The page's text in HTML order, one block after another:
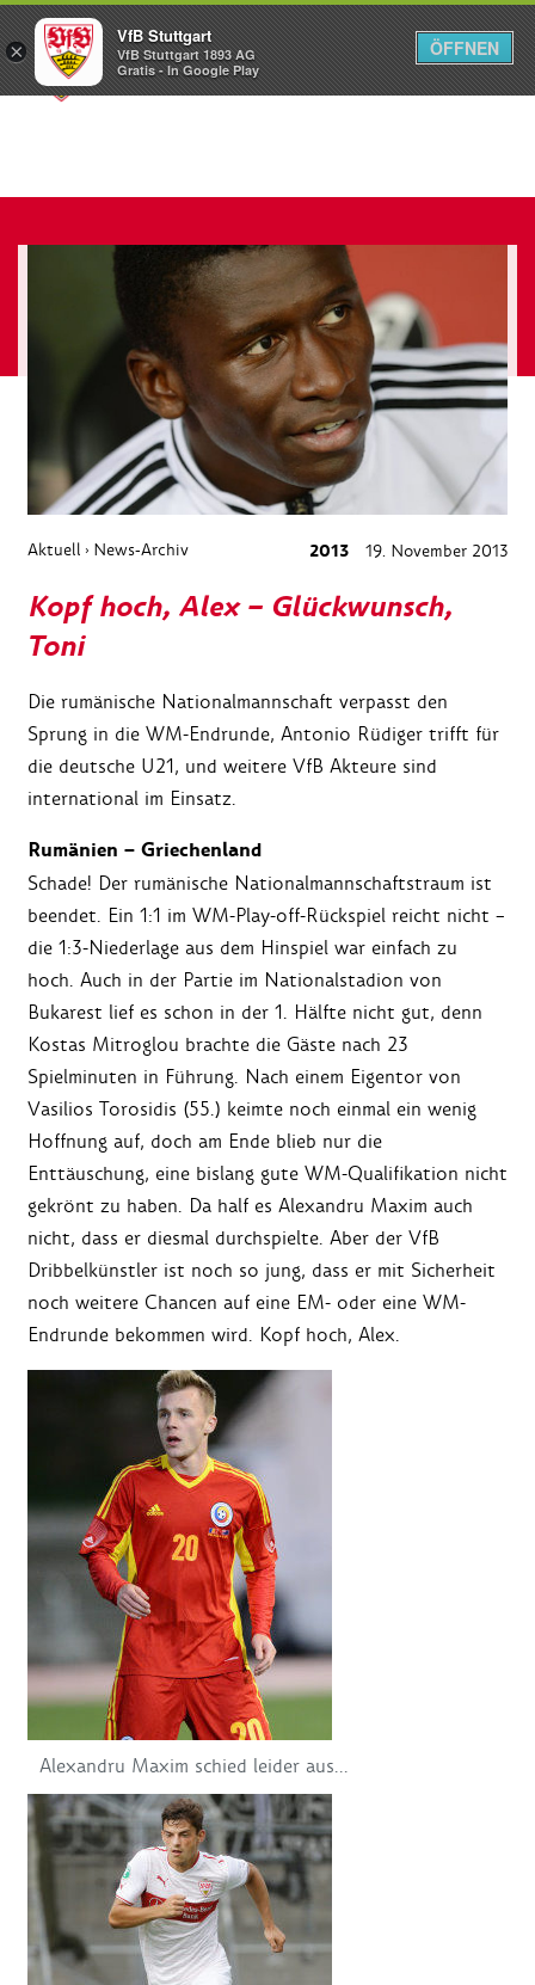
Menü
Aktuell › News-Archiv 2013 19. November 2013
Kopf hoch, Alex – Glückwunsch,
Toni
Die rumänische Nationalmannschaft verpasst den
Sprung in die WM-Endrunde, Antonio Rüdiger trifft für
die deutsche U21, und weitere VfB Akteure sind
international im Einsatz.
Rumänien – Griechenland
Schade! Der rumänische Nationalmannschaftstraum ist
beendet. Ein 1:1 im WM-Play-off-Rückspiel reicht nicht –
die 1:3-Niederlage aus dem Hinspiel war einfach zu
hoch. Auch in der Partie im Nationalstadion von
Bukarest lief es schon in der 1. Hälfte nicht gut, denn
Kostas Mitroglou brachte die Gäste nach 23
Spielminuten in Führung. Nach einem Eigentor von
Vasilios Torosidis (55.) keimte noch einmal ein wenig
Hoffnung auf, doch am Ende blieb nur die
Enttäuschung, eine bislang gute WM-Qualifikation nicht
gekrönt zu haben. Da half es Alexandru Maxim auch
nicht, dass er diesmal durchspielte. Aber der VfB
Dribbelkünstler ist noch so jung, dass er mit Sicherheit
noch weitere Chancen auf eine EM- oder eine WM-
Endrunde bekommen wird. Kopf hoch, Alex.
Alexandru Maxim schied leider aus...
×
VfB Stuttgart
VfB Stuttgart 1893 AG
Gratis - In Google Play
ÖFFNEN